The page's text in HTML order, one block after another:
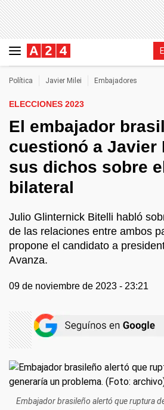
Política Javier Milei Embajadores
ELECCIONES 2023
El embajador
cuestionó a Javier
sus dichos sobre
bilateral
Julio Glinternick Bitelli habló
de las relaciones entre ambos
propone el candidato a
Avanza.
09 de noviembre de 2023 - 23:21
Embajador brasileño alertó que ruptura